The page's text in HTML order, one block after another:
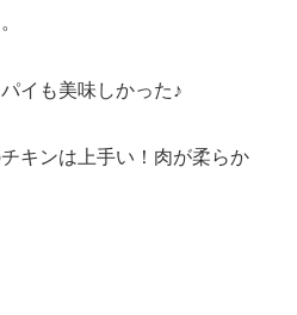
イも美味しかった♪
キンは上手い！肉が柔らか